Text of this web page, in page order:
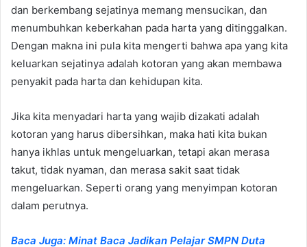
dan berkembang sejatinya memang mensucikan, dan
menumbuhkan keberkahan pada harta yang ditinggalkan.
Dengan makna ini pula kita mengerti bahwa apa yang kita
keluarkan sejatinya adalah kotoran yang akan membawa
penyakit pada harta dan kehidupan kita.
Jika kita menyadari harta yang wajib dizakati adalah
kotoran yang harus dibersihkan, maka hati kita bukan
hanya ikhlas untuk mengeluarkan, tetapi akan merasa
takut, tidak nyaman, dan merasa sakit saat tidak
mengeluarkan. Seperti orang yang menyimpan kotoran
dalam perutnya.
Baca Juga: Minat Baca Jadikan Pelajar SMPN Duta